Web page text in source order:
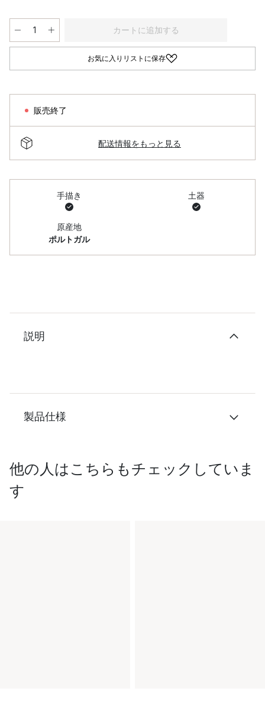
カートに追加する
お気に入りリストに保存
販売終了
配送情報をもっと見る
手描き 土器
原産地
ポルトガル
説明
製品仕様
他の人はこちらもチェックしていま
す